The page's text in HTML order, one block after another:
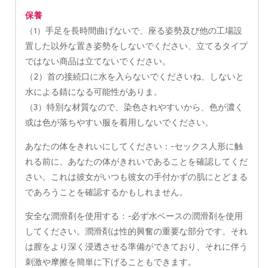
保養
（1）手足を長時間曲げないで、座る姿勢及び他の工場設
置した以外な置き姿勢をしないでください、立てるタイプ
ではない商品は立てないでください。
（2）首の接続口に水を入らないでくださいね、しないと
水による錆になる可能性がありま。
（3）特別な材質なので、染色されやすいから、色が濃く
或は色が落ちやすい服を着用しないでください。
あなたの体をきれいにしてください：-セックス人形に触
れる前に、あなたの体がきれいであることを確認してくだ
さい。これは彼女がいつも彼女の手付かずの肌にとどまる
であろうことを確認するかもしれません。
安全な潤滑剤を使用する：-必ず水ベースの潤滑剤を使用
してください。潤滑剤は性的興奮の重要な部分です。それ
は膣をより深く浸透させる準備ができており、それに伴う
刺激や摩擦を簡単に下げることもできます。